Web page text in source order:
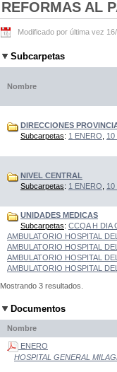
REFORMAS AL
Modificado por última vez
Subcarpetas
Nombre
DIRECCIONES
Subcarpetas: 1 ENERO 10
NIVEL CENTRAL
Subcarpetas: 1 ENERO 10
UNIDADES MEDICAS
Subcarpetas: CCQA H DIA
AMBULATORIO HOSPITAL
AMBULATORIO HOSPITAL
AMBULATORIO HOSPITAL
AMBULATORIO HOSPITAL
Mostrando 3 resultados.
Documentos
Nombre
ENERO
HOSPITAL GENERAL